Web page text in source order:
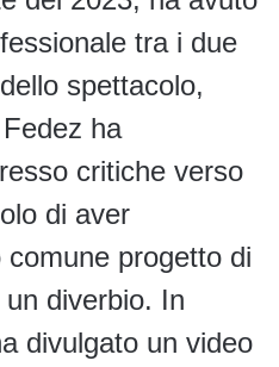
tra i due
spettacolo,
ha
critiche verso
di aver
progetto di
diverbio. In
divulgato un video